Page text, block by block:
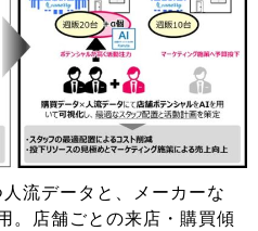
流データと、メーカーな
。店舗ごとの来店・購買傾